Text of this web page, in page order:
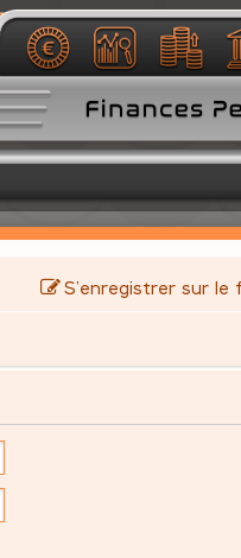
S’enregistrer sur le